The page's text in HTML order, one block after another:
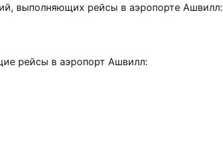
выполняющих рейсы в аэропорте Ашвилл:
рейсы в аэропорт Ашвилл: